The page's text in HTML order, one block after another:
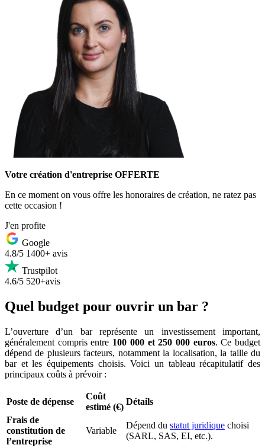
Votre création d'entreprise OFFERTE
En ce moment on vous offre les honoraires de création, ne ratez pas
cette occasion !
J'en profite
Google
4.8/5 1400+ avis
Trustpilot
4.6/5 520+avis
Quel budget pour ouvrir un bar ?
L’ouverture d’un bar représente un investissement important,
généralement compris entre 100 000 et 250 000 euros. Ce budget
dépend de plusieurs facteurs, notamment la localisation, la taille du
bar et les équipements choisis. Voici un tableau récapitulatif des
principaux coûts à prévoir :
Poste de dépense
Coût
estimé (€)
Détails
Frais de
constitution de
l’entreprise
Variable
Dépend du statut juridique choisi
(SARL, SAS, EI, etc.).